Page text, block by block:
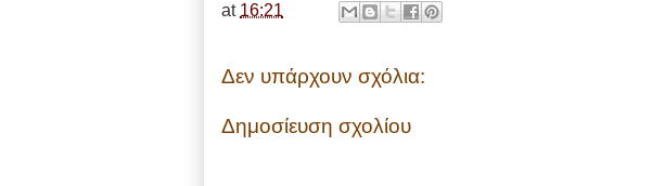
at 16:21
Δεν υπάρχουν σχόλια:
Δημοσίευση σχολίου